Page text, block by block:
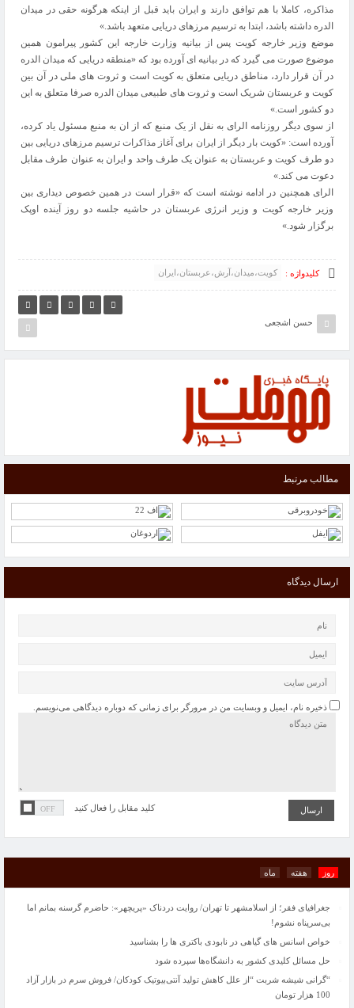
مذاکره، کاملا با هم توافق دارند و ایران باید قبل از اینکه هرگونه حقی در میدان
الدره داشته باشد، ابتدا به ترسیم مرزهای دریایی متعهد باشد.»
موضع وزیر خارجه کویت پس از بیانیه وزارت خارجه این کشور پیرامون همین
موضوع صورت می گیرد که در بیانیه ای آورده بود که «منطقه دریایی که میدان الدره
در آن قرار دارد، مناطق دریایی متعلق به کویت است و ثروت های ملی در آن بین
کویت و عربستان شریک است و ثروت های طبیعی میدان الدره صرفا متعلق به این
دو کشور است.»
از سوی دیگر روزنامه الرای به نقل از یک منبع که از ان به منبع مسئول یاد کرده،
آورده است: «کویت بار دیگر از ایران برای آغاز مذاکرات ترسیم مرزهای دریایی بین
دو طرف کویت و عربستان به عنوان یک طرف واحد و ایران به عنوان طرف مقابل
دعوت می کند.»
الرای همچنین در ادامه نوشته است که «قرار است در همین خصوص دیداری بین
وزیر خارجه کویت و وزیر انرژی عربستان در حاشیه جلسه دو روز آینده اوپک
برگزار شود.»
کلیدواژه : کویت،میدان،آرش،عربستان،ایران
حسن اشجعی
مطالب مرتبط
ارسال دیدگاه
ذخیره نام، ایمیل و وبسایت من در مرورگر برای زمانی که دوباره دیدگاهی می‌نویسم.
کلید مقابل را فعال کنید
روز هفته ماه
پاییز امسال پربارش خواهد بود
کوتینیو به هیچ قیمت فروشی نیست
قراردادهایی به ارزش ۵۰۰ میلیون دلار با دانش‌بنیان‌ها امضا می‌شود
جغرافیای فقر؛ از اسلامشهر تا تهران/ روایت دردناک «پریچهر»: حاضرم گرسنه بمانم اما
بی‌سرپناه نشوم!
خواص اسانس های گیاهی در نابودی باکتری ها را بشناسید
حل مسائل کلیدی کشور به دانشگاه‌ها سپرده شود
“گرانی شیشه شربت “از علل کاهش تولید آنتی‌بیوتیک کودکان/ فروش سرم در بازار آزاد
100 هزار تومان